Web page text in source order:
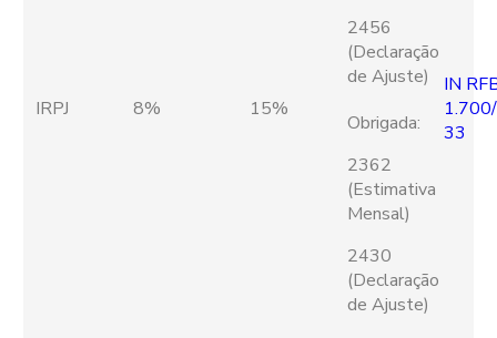
IRPJ 8% 15%
2456
(Declaração
de Ajuste)
IN
33
Obrigada:
2362
(Estimativa
Mensal)
2430
(Declaração
de Ajuste)